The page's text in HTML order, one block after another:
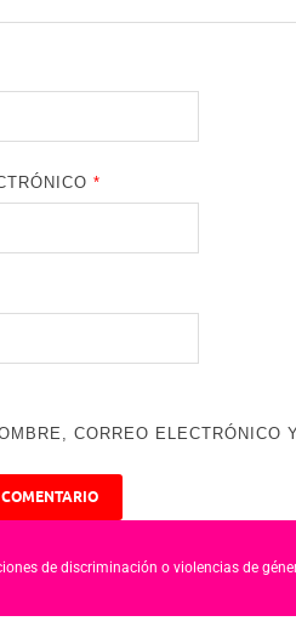
*
CORREO
de discriminación o violencias de